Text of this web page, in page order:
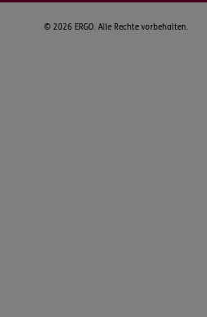
© 2026 ERGO. Alle Rechte vorbehalten.